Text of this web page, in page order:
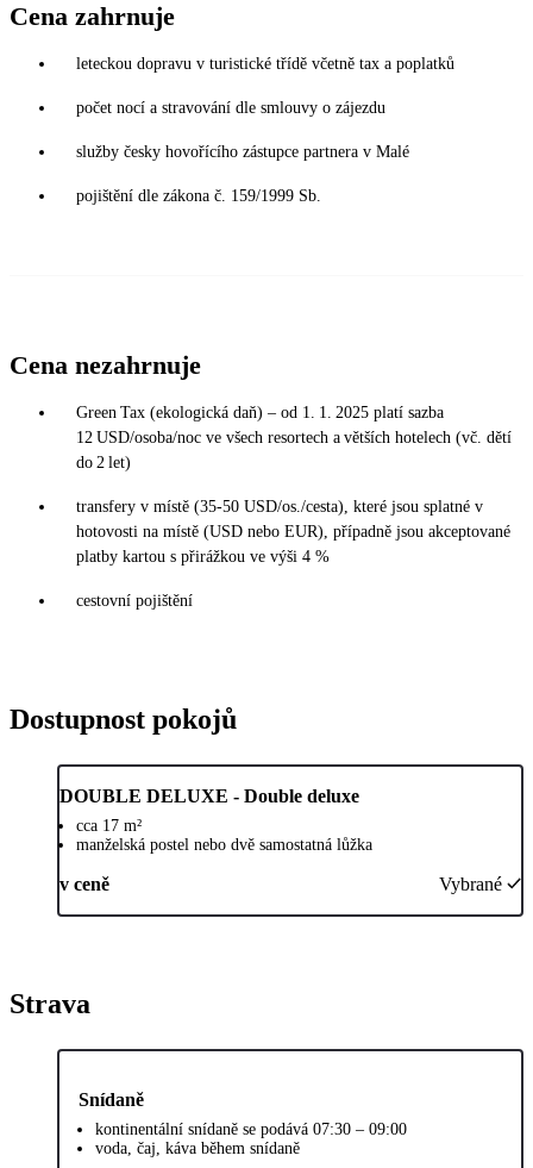
Cena zahrnuje
leteckou dopravu v turistické třídě včetně tax a poplatků
počet nocí a stravování dle smlouvy o zájezdu
služby česky hovořícího zástupce partnera v Malé
pojištění dle zákona č. 159/1999 Sb.
Cena nezahrnuje
Green Tax (ekologická daň) – od 1. 1. 2025 platí sazba
12 USD/osoba/noc ve všech resortech a větších hotelech (vč. dětí
do 2 let)
transfery v místě (35-50 USD/os./cesta), které jsou splatné v
hotovosti na místě (USD nebo EUR), případně jsou akceptované
platby kartou s přirážkou ve výši 4 %
cestovní pojištění
Dostupnost pokojů
DOUBLE DELUXE - Double deluxe
cca 17 m²
manželská postel nebo dvě samostatná lůžka
v ceně Vybrané
Strava
Snídaně
kontinentální snídaně se podává 07:30 – 09:00
voda, čaj, káva během snídaně